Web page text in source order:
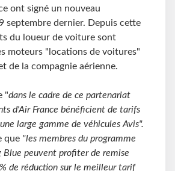
ont signé un nouveau
septembre dernier. Depuis cette
du loueur de voiture sont
moteurs "locations de voitures"
de la compagnie aérienne.
"dans le cadre de ce partenariat
d'Air France bénéficient de tarifs
large gamme de véhicules Avis".
que "les membres du programme
peuvent profiter de remise
de réduction sur le meilleur tarif